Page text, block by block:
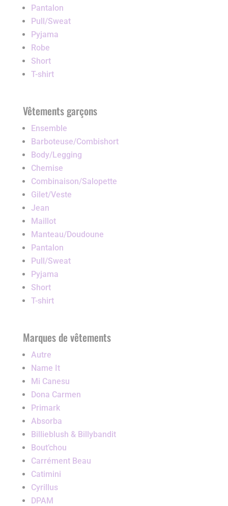
Pantalon
Pull/Sweat
Pyjama
Robe
Short
T-shirt
Vêtements garçons
Ensemble
Barboteuse/Combishort
Body/Legging
Chemise
Combinaison/Salopette
Gilet/Veste
Jean
Maillot
Manteau/Doudoune
Pantalon
Pull/Sweat
Pyjama
Short
T-shirt
Marques de vêtements
Autre
Name It
Mi Canesu
Dona Carmen
Primark
Absorba
Billieblush & Billybandit
Bout’chou
Carrément Beau
Catimini
Cyrillus
DPAM